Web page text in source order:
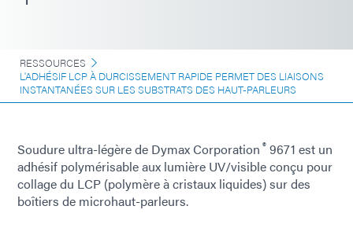
RESSOURCES
L'ADHÉSIF LCP À DURCISSEMENT RAPIDE PERMET DES LIAISONS
INSTANTANÉES SUR LES SUBSTRATS DES HAUT-PARLEURS
Soudure ultra-légère de Dymax Corporation ® 9671 est un
adhésif polymérisable aux lumière UV/visible conçu pour
collage du LCP (polymère à cristaux liquides) sur des
boîtiers de microhaut-parleurs.